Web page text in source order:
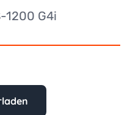
1200 G4i